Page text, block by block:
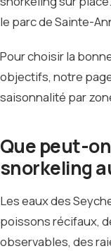
le parc de Sainte-
Pour choisir la
objectifs, notre
saisonnalité par
Que peut-
snorkeling
Les eaux des
poissons récifaux,
observables, des